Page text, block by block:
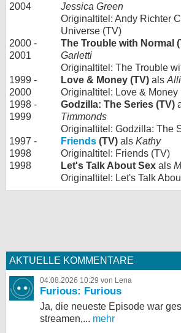
2004
Jessica Green
Originaltitel: Andy Richter
Universe (TV)
2000 -
2001
The Trouble with Normal
Garletti
Originaltitel: The Trouble
1999 -
2000
Love & Money (TV) als
Originaltitel: Love & Money
1998 -
1999
Godzilla: The Series (TV)
Timmonds
Originaltitel: Godzilla: The
1997 -
1998
Friends (TV) als Kathy
Originaltitel: Friends (TV)
1998
Let's Talk About Sex als
Originaltitel: Let's Talk
AKTUELLE KOMMENTARE
04.08.2026 10:29 von Lena
Furious: Furious
Ja, die neueste Episode war
streamen,... mehr